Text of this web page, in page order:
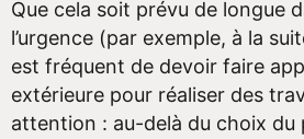
Que cela soit prévu de longue
l’urgence (par exemple, à la
est fréquent de devoir faire
extérieure pour réaliser des
attention : au-delà du choix du